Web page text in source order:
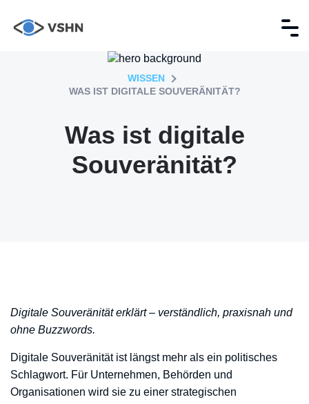
WISSEN
WAS IST DIGITALE SOUVERÄNITÄT?
Was ist digitale
Souveränität?
Digitale Souveränität erklärt – verständlich, praxisnah und
ohne Buzzwords.
Digitale Souveränität ist längst mehr als ein politisches
Schlagwort. Für Unternehmen, Behörden und
Organisationen wird sie zu einer strategischen